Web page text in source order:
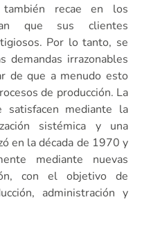
recae en los
que sus clientes
Por lo tanto, se
demandas irrazonables
de que a menudo esto
de producción. La
satisfacen mediante la
sistémica y una
en la década de 1970 y
mediante nuevas
con el objetivo de
administración y